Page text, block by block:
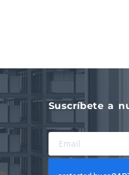
Suscríbete a